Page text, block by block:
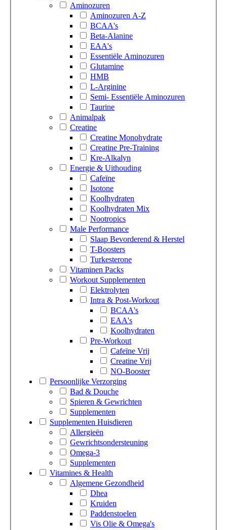
Aminozuren
Aminozuren A-Z
BCAA's
Beta-Alanine
EAA's
Essentiële Aminozuren
Glutamine
HMB
L-Arginine
Semi- Essentiële Aminozuren
Taurine
Animalpak
Creatine
Creatine Monohydrate
Creatine Pre-Training
Kre-Alkalyn
Energie & Uithouding
Cafeïne
Isotone
Koolhydraten
Koolhydraten Mix
Nootropics
Male Performance
Slaap Bevorderend & Herstel
T-Boosters
Turkesterone
Vitaminen Packs
Workout Supplementen
Elektrolyten
Intra & Post-Workout
BCAA's
EAA's
Koolhydraten
Pre-Workout
Cafeïne Vrij
Creatine Vrij
NO-Booster
Persoonlijke Verzorging
Bad & Douche
Spieren & Gewrichten
Supplementen
Supplementen Huisdieren
Allergieën
Gewrichtsondersteuning
Omega-3
Supplementen
Vitamines & Health
Algemene Gezondheid
Dhea
Kruiden
Paddenstoelen
Vis Olie & Omega's